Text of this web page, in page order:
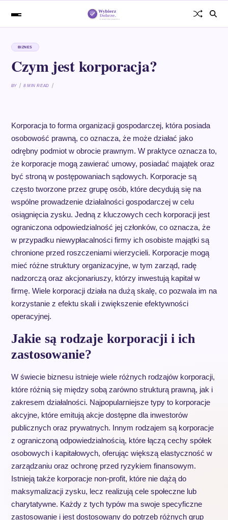
BIZNES
Czym jest korporacja?
BY 8 MIN READ
Korporacja to forma organizacji gospodarczej, która posiada
osobowość prawną, co oznacza, że może działać jako
odrębny podmiot w obrocie prawnym. W praktyce oznacza to,
że korporacje mogą zawierać umowy, posiadać majątek oraz
być stroną w postępowaniach sądowych. Korporacje są
często tworzone przez grupę osób, które decydują się na
wspólne prowadzenie działalności gospodarczej w celu
osiągnięcia zysku. Jedną z kluczowych cech korporacji jest
ograniczona odpowiedzialność jej członków, co oznacza, że
w przypadku niewypłacalności firmy ich osobiste majątki są
chronione przed roszczeniami wierzycieli. Korporacje mogą
mieć różne struktury organizacyjne, w tym zarząd, radę
nadzorczą oraz akcjonariuszy, którzy inwestują kapitał w
firmę. Wiele korporacji działa na dużą skalę, co pozwala im na
korzystanie z efektu skali i zwiększenie efektywności
operacyjnej.
Jakie są rodzaje korporacji i ich
zastosowanie?
W świecie biznesu istnieje wiele różnych rodzajów korporacji,
które różnią się między sobą zarówno strukturą prawną, jak i
zakresem działalności. Najpopularniejsze typy to korporacje
akcyjne, które emitują akcje dostępne dla inwestorów
publicznych oraz prywatnych. Innym rodzajem są korporacje
z ograniczoną odpowiedzialnością, które łączą cechy spółek
osobowych i kapitałowych, oferując większą elastyczność w
zarządzaniu oraz ochronę przed ryzykiem finansowym.
Istnieją także korporacje non-profit, które nie dążą do
maksymalizacji zysku, lecz realizują cele społeczne lub
charytatywne. Każdy z tych typów ma swoje specyficzne
zastosowanie i jest dostosowany do potrzeb różnych grup